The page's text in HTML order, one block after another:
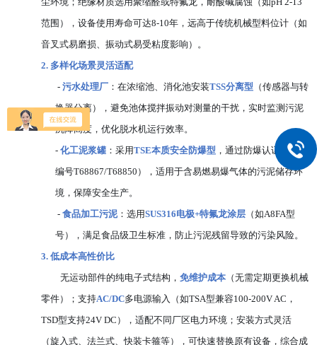
范围），设备使用寿命可达8-10年，远高于传统机械型料位计（如
音叉式易磨损、振动式易受粘度影响）。
2. 多样化场景灵活适配
-污水处理厂 ：在浓缩池、消化池安装TSS分离型 （传感器与转
换器分离），避免池体搅拌振动对测量的干扰，实时监测污泥
沉降高度，优化脱水机运行效率。
-化工泥浆罐 ：采用TSE本质安全防爆型 ，通过防爆认证（劳检
编号T68867/T68850），适用于含易燃易爆气体的污泥储存环
境，保障安全生产。
-食品加工污泥 ：选用SUS316电极+特氟龙涂层 （如A8FA型
号），满足食品级卫生标准，防止污泥残留导致的污染风险。
3.低成本高性价比
无运动部件的纯电子式结构，免维护成本 （无需定期更换机械
零件）；支持AC/DC多电源输入（如TSA型兼容100-200V AC，
TSD型支持24V DC），适配不同厂区电力环境；安装方式灵活
（旋入式、法兰式、快装卡箍等），可快速替换原有设备，综合成